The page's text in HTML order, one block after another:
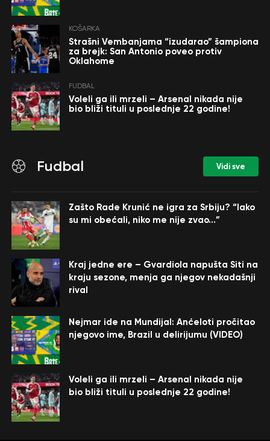
KOŠARKA
Strašni Vembanjama “izudarao” šampiona
za brejk: San Antonio poveo protiv
Oklahome
FUDBAL
Voleli ga ili mrzeli – Arsenal nikada nije
bio bliži tituli u poslednje 22 godine!
Fudbal Vidi sve
Zašto Rade Krunić ne igra za Srbiju? “Iako
su mi obećali, niko me nije zvao…”
Kraj jedne ere – Gvardiola napušta Siti na
kraju sezone, menja ga njegov nekadašnji
rival
Nejmar ide na Mundijal: Anćeloti pročitao
njegovo ime, Brazil u delirijumu (VIDEO)
Voleli ga ili mrzeli – Arsenal nikada nije
bio bliži tituli u poslednje 22 godine!